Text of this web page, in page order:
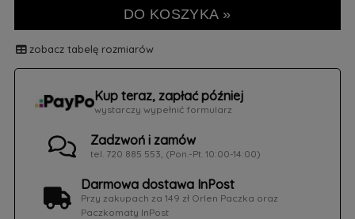
DO KOSZYKA »
zobacz tabelę rozmiarów
Kup teraz, zapłać później
wystarczy wypełnić formularz
Zadzwoń i zamów
tel. 720 885 553, (Pon.-Pt. 10:00-14:00)
Darmowa dostawa InPost
Przy zakupach za 149 zł Orlen Paczka oraz
Paczkomaty InPost